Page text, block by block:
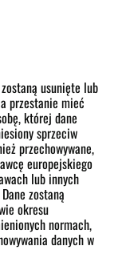
usunięte lub
przestanie mieć
której dane
sprzeciw
przechowywane,
europejskiego
lub innych
zostaną
okresu
normach,
danych w